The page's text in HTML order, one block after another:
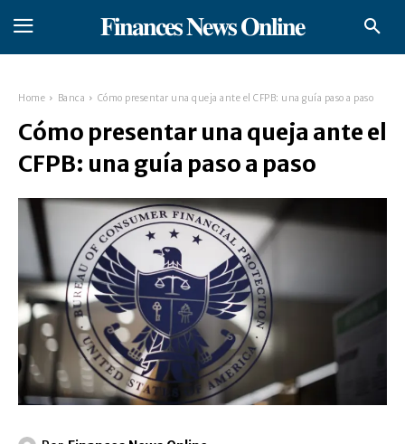
𝐅𝐢𝐧𝐚𝐧𝐜𝐞𝐬 𝐍𝐞𝐰𝐬 𝐎𝐧𝐥𝐢𝐧𝐞
Home Banca Cómo presentar una queja ante el CFPB: una guía paso a paso
Cómo presentar una queja ante el
CFPB: una guía paso a paso